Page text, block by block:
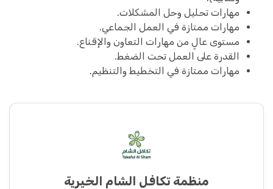
مهارات تحليل وحل المشكلات.
مهارات ممتازة في العمل الجماعي.
مستوى عالٍ من مهارات التعاون والإقناع.
القدرة على العمل تحت الضغط.
مهارات ممتازة في التخطيط والتنظيم.
منظمة تكافل الشام الخيرية